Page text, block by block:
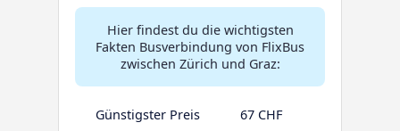
Hier findest du die wichtigsten
Fakten Busverbindung von FlixBus
zwischen Zürich und Graz:
Günstigster Preis
67 CHF